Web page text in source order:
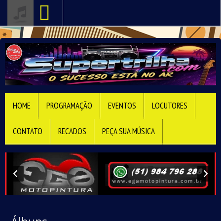
HOME PROGRAMAÇÃO EVENTOS LOCUTORES
CONTATO RECADOS PEÇA SUA MÚSICA